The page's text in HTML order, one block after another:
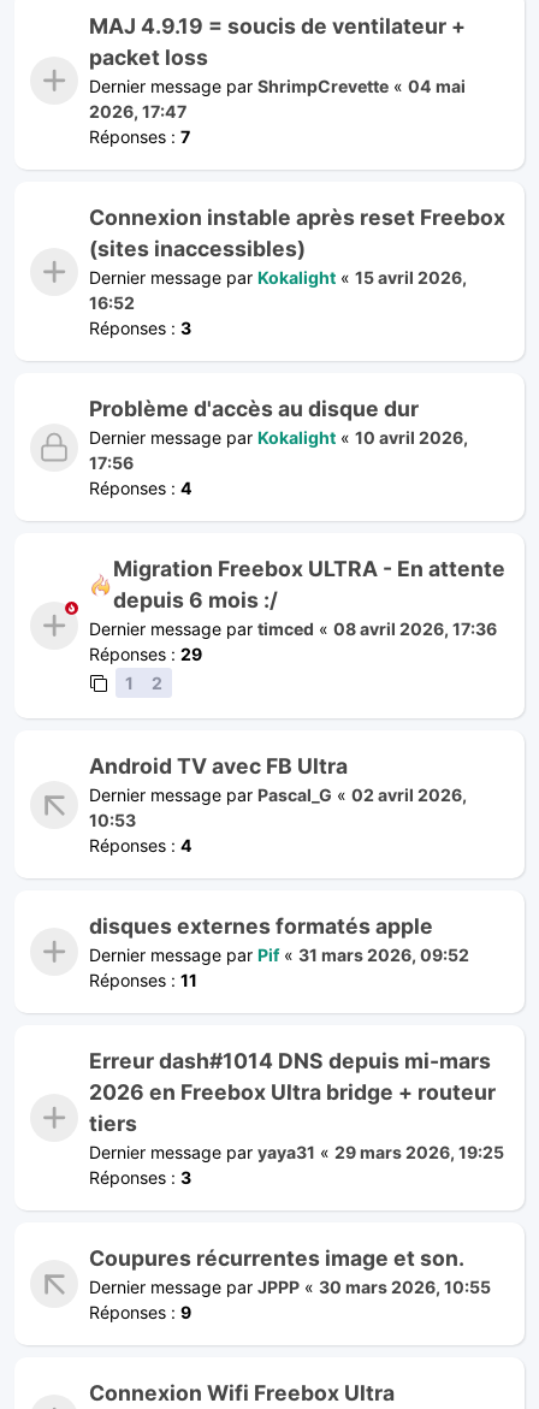
MAJ 4.9.19 = soucis de ventilateur +
packet loss
Dernier message par ShrimpCrevette « 04 mai
2026, 17:47
Réponses : 7
Connexion instable après reset Freebox
(sites inaccessibles)
Dernier message par Kokalight « 15 avril 2026,
16:52
Réponses : 3
Problème d'accès au disque dur
Dernier message par Kokalight « 10 avril 2026,
17:56
Réponses : 4
Migration Freebox ULTRA - En attente
depuis 6 mois :/
Dernier message par timced « 08 avril 2026, 17:36
Réponses : 29
1
2
Android TV avec FB Ultra
Dernier message par Pascal_G « 02 avril 2026,
10:53
Réponses : 4
disques externes formatés apple
Dernier message par Pif« 31 mars 2026, 09:52
Réponses : 11
Erreur dash#1014 DNS depuis mi-mars
2026 en Freebox Ultra bridge + routeur
tiers
Dernier message par yaya31 « 29 mars 2026, 19:25
Réponses : 3
Coupures récurrentes image et son.
Dernier message par JPPP « 30 mars 2026, 10:55
Réponses : 9
Connexion Wifi Freebox Ultra